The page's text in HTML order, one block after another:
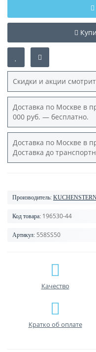
Скидки и акции
Доставка по Москве в
000 руб. — бесплатно.
Доставка по Москве в
Доставка до
Производитель:
Код товара: 196530-44
Артикул: 558SS50
Качество
Кратко об оплате